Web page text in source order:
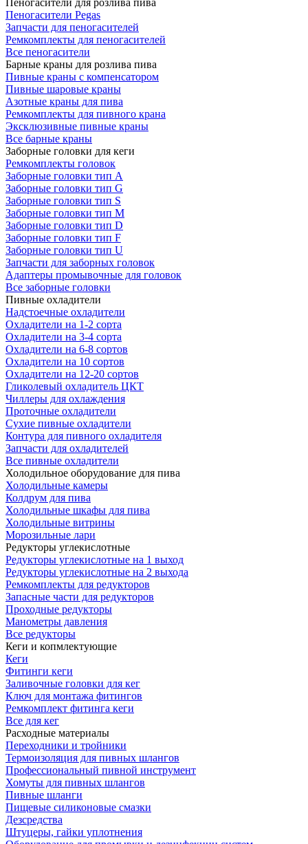
Пеногасители для розлива пива
Пеногасители Pegas
Запчасти для пеногасителей
Ремкомплекты для пеногасителей
Все пеногасители
Барные краны для розлива пива
Пивные краны с компенсатором
Пивные шаровые краны
Азотные краны для пива
Ремкомплекты для пивного крана
Эксклюзивные пивные краны
Все барные краны
Заборные головки для кеги
Ремкомплекты головок
Заборные головки тип А
Заборные головки тип G
Заборные головки тип S
Заборные головки тип M
Заборные головки тип D
Заборные головки тип F
Заборные головки тип U
Запчасти для заборных головок
Адаптеры промывочные для головок
Все заборные головки
Пивные охладители
Надстоечные охладители
Охладители на 1-2 сорта
Охладители на 3-4 сорта
Охладители на 6-8 сортов
Охладители на 10 сортов
Охладители на 12-20 сортов
Гликолевый охладитель ЦКТ
Чиллеры для охлаждения
Проточные охладители
Сухие пивные охладители
Контура для пивного охладителя
Запчасти для охладителей
Все пивные охладители
Холодильное оборудование для пива
Холодильные камеры
Колдрум для пива
Холодильные шкафы для пива
Холодильные витрины
Морозильные лари
Редукторы углекислотные
Редукторы углекислотные на 1 выход
Редукторы углекислотные на 2 выхода
Ремкомплекты для редукторов
Запасные части для редукторов
Проходные редукторы
Манометры давления
Все редукторы
Кеги и копмлектующие
Кеги
Фитинги кеги
Заливочные головки для кег
Ключ для монтажа фитингов
Ремкомплект фитинга кеги
Все для кег
Расходные материалы
Переходники и тройники
Термоизоляция для пивных шлангов
Профессиональный пивной инструмент
Хомуты для пивных шлангов
Пивные шланги
Пищевые силиконовые смазки
Дезсредства
Штуцеры, гайки уплотнения